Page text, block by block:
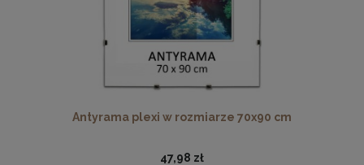
49,99 zł
DO KOSZYKA
Antyrama plexi w rozmiarze 70x90 cm
47,98 zł